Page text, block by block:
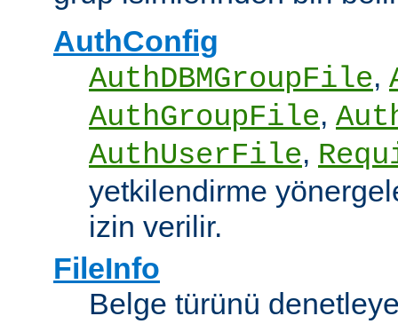
AuthConfig
AuthDBMGroupFile,
AuthGroupFile,
AuthUserFile,
yetkilendirme
izin verilir.
FileInfo
Belge türünü